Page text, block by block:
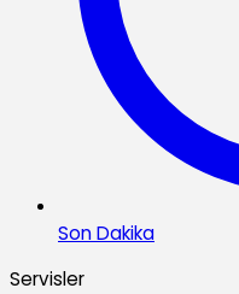
Son Dakika
Servisler